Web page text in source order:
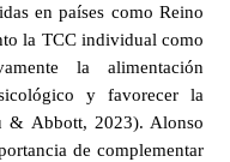
en países como Reino
la TCC individual como
la alimentación
y favorecer la
& Abbott, 2023). Alonso
de complementar